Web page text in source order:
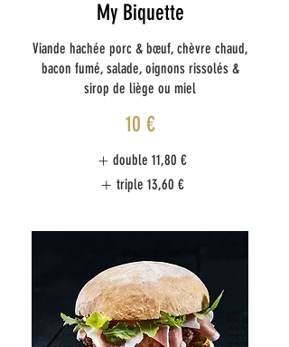
My Biquette
Viande hachée porc & bœuf, chèvre chaud,
bacon fumé, salade, oignons rissolés &
sirop de liège ou miel
10 €
double 11,80 €
triple 13,60 €